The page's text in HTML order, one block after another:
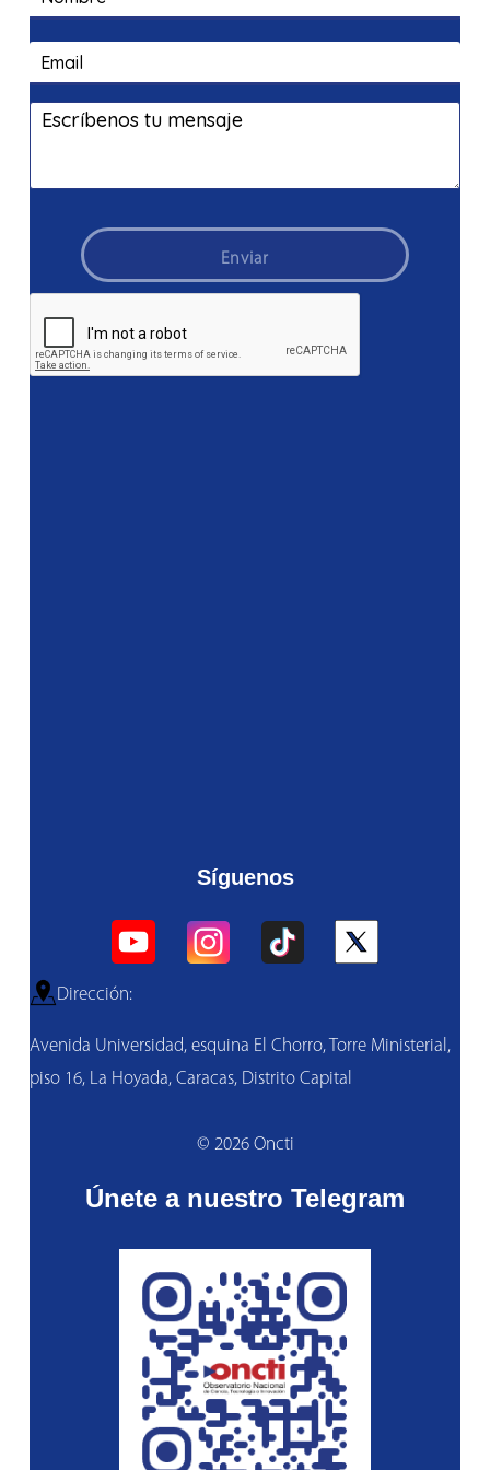
Enviar
Síguenos
Dirección:
Avenida Universidad, esquina El Chorro, Torre Ministerial,
piso 16, La Hoyada, Caracas, Distrito Capital
© 2026 Oncti
Únete a nuestro Telegram